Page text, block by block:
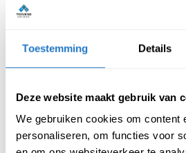
Toestemming Details
Deze website maakt gebruik van
We gebruiken cookies om content
personaliseren, om functies voor
Reviews van klanten
Beschrijving